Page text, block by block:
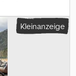
TH Reihen
& sofort verfügbar
Traglast
1.500 kg -
1.790 mm -
Anbaugerät ist
ATT-04-021 In
Kleinanzeige